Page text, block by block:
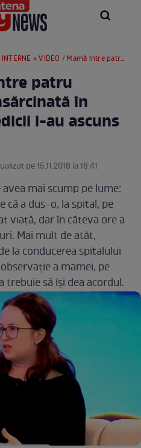
» VIDEO / Mamă între patru scânduri, fiică însărcinată în stare de şoc. Medicii i-au ascuns cauza decesului
patru
în
i-au ascuns
pe 15.11.2018 la 18:41
mai scump pe lume:
că a dus-o, la spital, pe
viaţă, dar în câteva ore a
Mai mult de atât,
la conducerea spitalului
a mamei, pe
să îşi dea acordul.